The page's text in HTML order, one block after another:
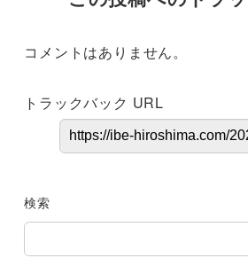
コメントはありません。
トラックバック URL
検索